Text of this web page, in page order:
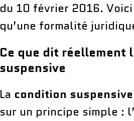
du 10 février 2016.
qu’une formalité
Ce que dit réellement
suspensive
La condition suspensive
sur un principe simple :